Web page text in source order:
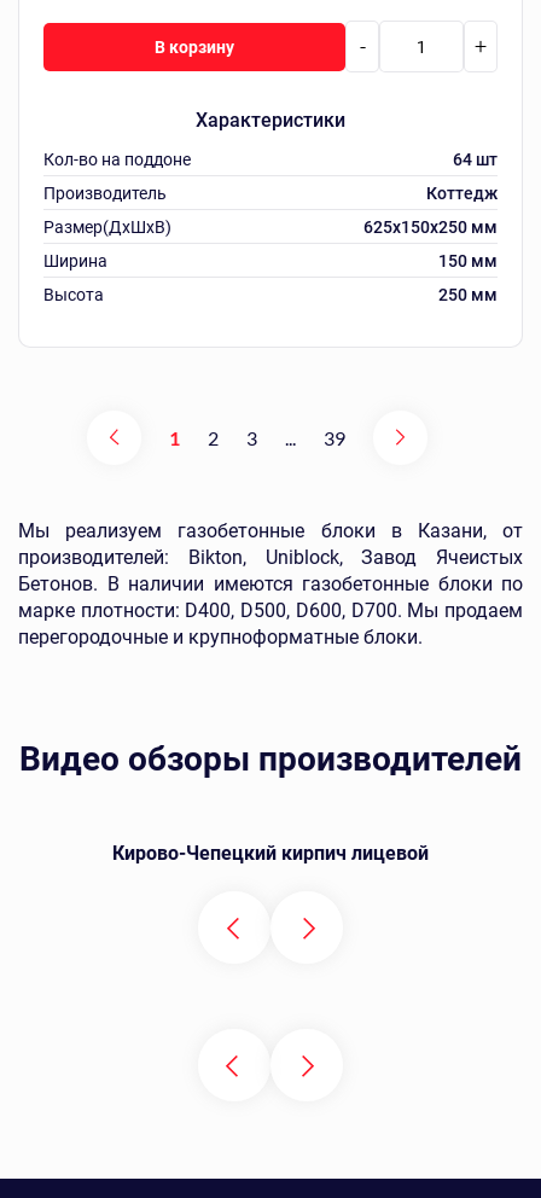
Характеристики
Кол-во на поддоне
64 шт
Производитель
Коттедж
Размер(ДхШхВ)
625х150х250 мм
Ширина
150 мм
Высота
250 мм
- +
В корзину
1 2 3 39
Мы реализуем газобетонные блоки в Казани, от
производителей: Bikton, Uniblock, Завод Ячеистых
Бетонов. В наличии имеются газобетонные блоки по
марке плотности: D400, D500, D600, D700. Мы продаем
перегородочные и крупноформатные блоки.
Видео обзоры производителей
Кирово-Чепецкий кирпич лицевой